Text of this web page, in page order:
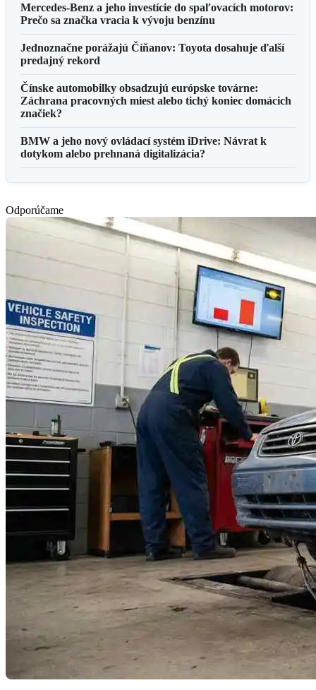
Mercedes-Benz a jeho investície do spaľovacích motorov:
Prečo sa značka vracia k vývoju benzínu
Jednoznačne porážajú Číňanov: Toyota dosahuje ďalší
predajný rekord
Čínske automobilky obsadzujú európske továrne:
Záchrana pracovných miest alebo tichý koniec domácich
značiek?
BMW a jeho nový ovládací systém iDrive: Návrat k
dotykom alebo prehnaná digitalizácia?
Odporúčame